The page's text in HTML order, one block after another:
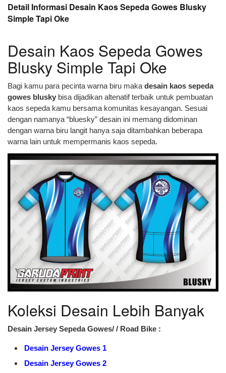
Detail Informasi Desain Kaos Sepeda Gowes Blusky
Simple Tapi Oke
Desain Kaos Sepeda Gowes
Blusky Simple Tapi Oke
Bagi kamu para pecinta warna biru maka desain kaos sepeda
gowes blusky bisa dijadikan altenatif terbaik untuk pembuatan
kaos sepeda kamu bersama komunitas kesayangan. Sesuai
dengan namanya “bluesky” desain ini memang didominan
dengan warna biru langit hanya saja ditambahkan beberapa
warna lain untuk mempermanis kaos sepeda.
Koleksi Desain Lebih Banyak
Desain Jersey Sepeda Gowes/ / Road Bike :
Desain Jersey Gowes 1
Desain Jersey Gowes 2